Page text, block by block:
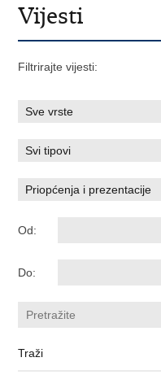
Vijesti
Filtrirajte vijesti:
Od:
Do: